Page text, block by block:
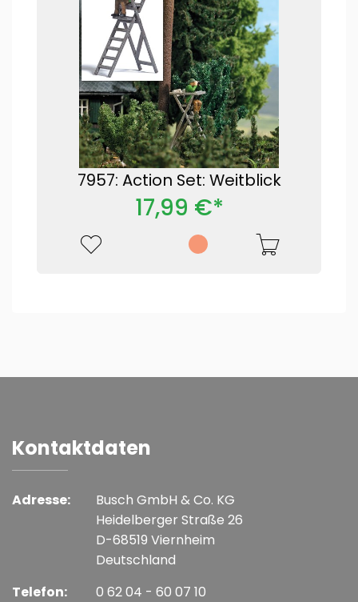
7957: Action Set: Weitblick
17,99 €*
Kontaktdaten
Adresse:
Busch GmbH & Co. KG
Heidelberger Straße 26
D-68519 Viernheim
Deutschland
Telefon:
0 62 04 - 60 07 10